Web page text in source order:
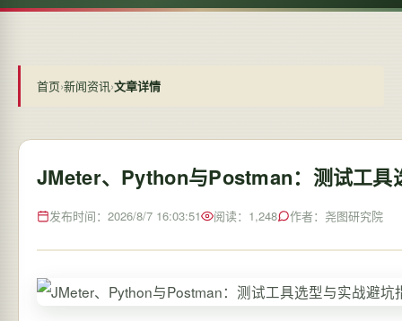
首页›新闻资讯›文章详情
JMeter、Python与Postman：测试工具
发布时间：2026/8/7 16:03:51 阅读：1,248 作者：尧图研究院